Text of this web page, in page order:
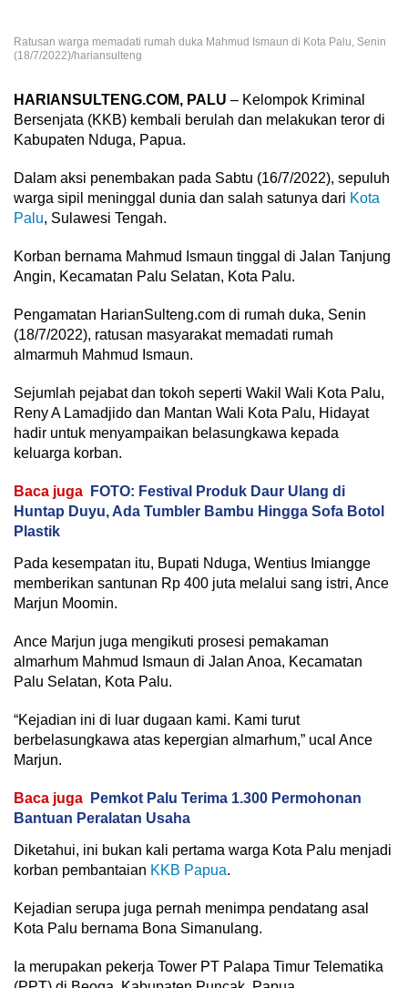
Ratusan warga memadati rumah duka Mahmud Ismaun di Kota Palu, Senin
(18/7/2022)/hariansulteng
HARIANSULTENG.COM, PALU – Kelompok Kriminal
Bersenjata (KKB) kembali berulah dan melakukan teror di
Kabupaten Nduga, Papua.
Dalam aksi penembakan pada Sabtu (16/7/2022), sepuluh
warga sipil meninggal dunia dan salah satunya dari Kota
Palu, Sulawesi Tengah.
Korban bernama Mahmud Ismaun tinggal di Jalan Tanjung
Angin, Kecamatan Palu Selatan, Kota Palu.
Pengamatan HarianSulteng.com di rumah duka, Senin
(18/7/2022), ratusan masyarakat memadati rumah
almarmuh Mahmud Ismaun.
Sejumlah pejabat dan tokoh seperti Wakil Wali Kota Palu,
Reny A Lamadjido dan Mantan Wali Kota Palu, Hidayat
hadir untuk menyampaikan belasungkawa kepada
keluarga korban.
Baca juga
FOTO: Festival Produk Daur Ulang di
Huntap Duyu, Ada Tumbler Bambu Hingga Sofa Botol
Plastik
Pada kesempatan itu, Bupati Nduga, Wentius Imiangge
memberikan santunan Rp 400 juta melalui sang istri, Ance
Marjun Moomin.
Ance Marjun juga mengikuti prosesi pemakaman
almarhum Mahmud Ismaun di Jalan Anoa, Kecamatan
Palu Selatan, Kota Palu.
“Kejadian ini di luar dugaan kami. Kami turut
berbelasungkawa atas kepergian almarhum,” ucal Ance
Marjun.
Baca juga
Pemkot Palu Terima 1.300 Permohonan
Bantuan Peralatan Usaha
Diketahui, ini bukan kali pertama warga Kota Palu menjadi
korban pembantaian KKB Papua.
Kejadian serupa juga pernah menimpa pendatang asal
Kota Palu bernama Bona Simanulang.
Ia merupakan pekerja Tower PT Palapa Timur Telematika